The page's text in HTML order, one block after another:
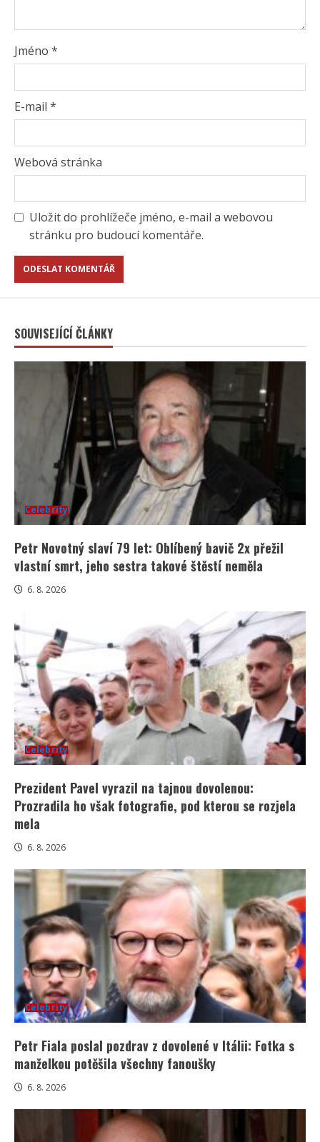
Jméno *
E-mail *
Webová stránka
Uložit do prohlížeče jméno, e-mail a webovou
stránku pro budoucí komentáře.
SOUVISEJÍCÍ ČLÁNKY
Celebrity
Petr Novotný slaví 79 let: Oblíbený bavič 2x přežil
vlastní smrt, jeho sestra takové štěstí neměla
6. 8. 2026
Celebrity
Prezident Pavel vyrazil na tajnou dovolenou:
Prozradila ho však fotografie, pod kterou se rozjela
mela
6. 8. 2026
Celebrity
Petr Fiala poslal pozdrav z dovolené v Itálii: Fotka s
manželkou potěšila všechny fanoušky
6. 8. 2026